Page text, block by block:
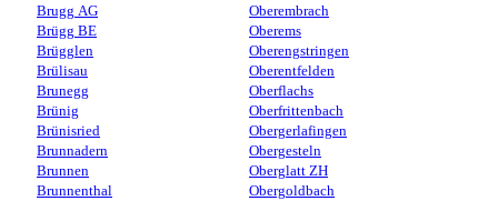
Brugg AG
Brügg BE
Brügglen
Brülisau
Brunegg
Brünig
Brünisried
Brunnadern
Brunnen
Brunnenthal
Oberembrach
Oberems
Oberengstringen
Oberentfelden
Oberflachs
Oberfrittenbach
Obergerlafingen
Obergesteln
Oberglatt ZH
Obergoldbach